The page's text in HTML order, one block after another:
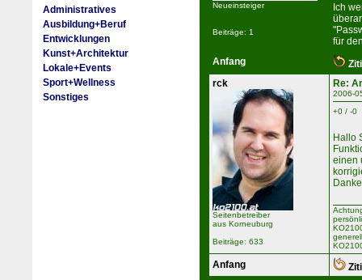
Administratives
Ausbildung+Beruf
Entwicklungen
Kunst+Architektur
Lokale+Events
Sport+Wellness
Sonstiges
Neueinsteiger
Beiträge: 1
Ich
für
Anfang
rck
Seitenbetreiber
aus Korneuburg
Beiträge: 633
Re:
2006-
+0 / -0
Hallo
einen
Anfang